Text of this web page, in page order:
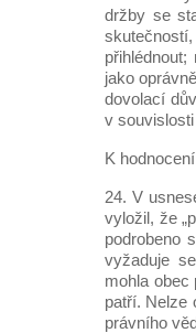
držby se
jako
dovolací
v
K
24. V
vyložil, že
podrobeno
vyžaduje
mohla obec
patří. Nelze
právního